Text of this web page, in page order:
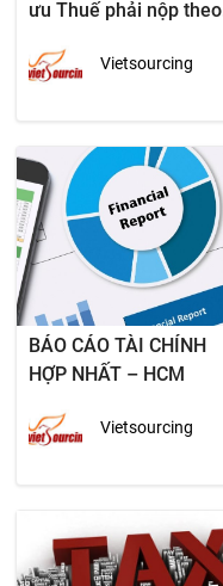
ưu Thuế phải nộp theo
Vietsourcing
BÁO CÁO TÀI CHÍNH
HỢP NHẤT – HCM
Vietsourcing